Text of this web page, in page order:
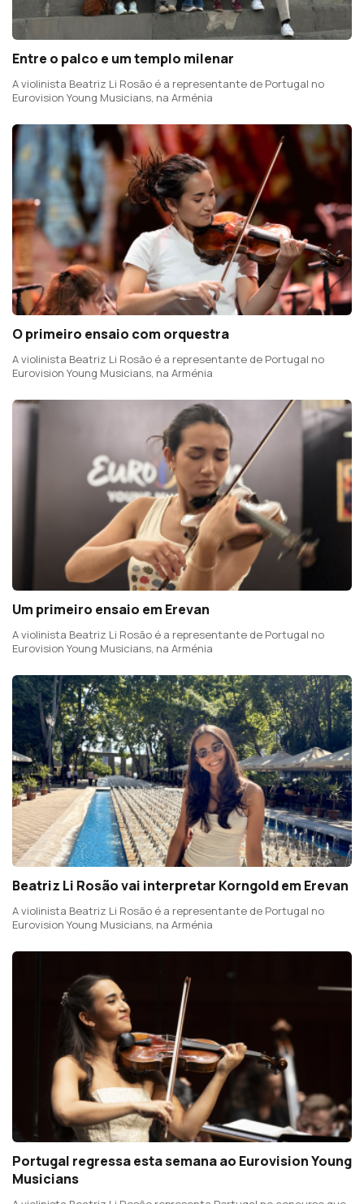
Entre o palco e um templo milenar
A violinista Beatriz Li Rosão é a representante de Portugal no
Eurovision Young Musicians, na Arménia
O primeiro ensaio com orquestra
A violinista Beatriz Li Rosão é a representante de Portugal no
Eurovision Young Musicians, na Arménia
Um primeiro ensaio em Erevan
A violinista Beatriz Li Rosão é a representante de Portugal no
Eurovision Young Musicians, na Arménia
Beatriz Li Rosão vai interpretar Korngold em Erevan
A violinista Beatriz Li Rosão é a representante de Portugal no
Eurovision Young Musicians, na Arménia
Portugal regressa esta semana ao Eurovision Young
Musicians